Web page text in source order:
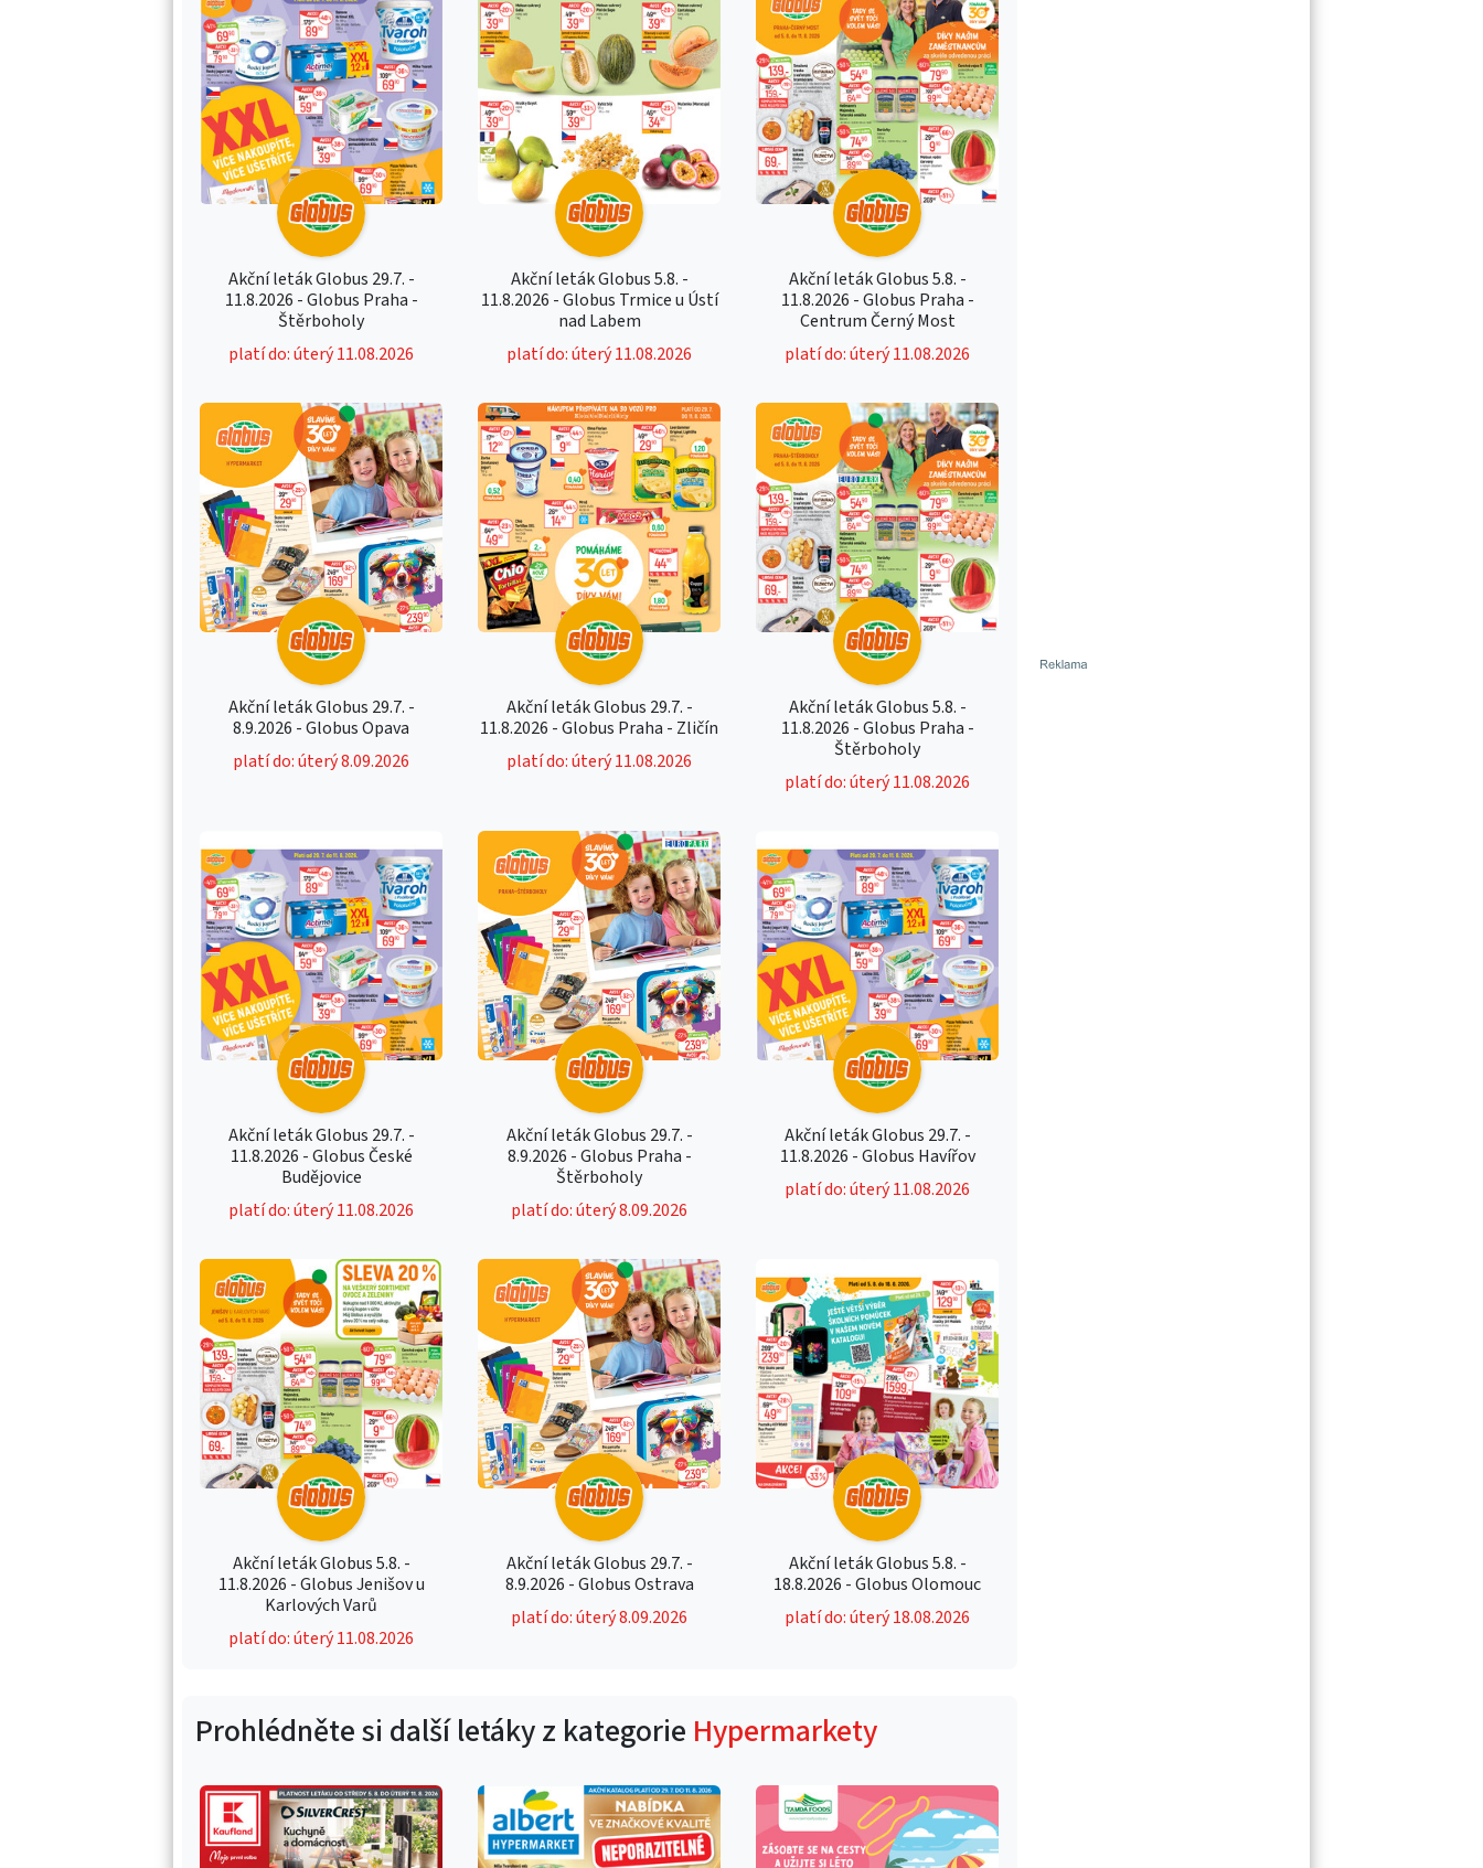
Akční leták Globus 29.7. -
11.8.2026 - Globus Praha -
Štěrboholy
platí do: úterý 11.08.2026
Akční leták Globus 5.8. -
11.8.2026 - Globus Trmice u Ústí
nad Labem
platí do: úterý 11.08.2026
Akční leták Globus 5.8. -
11.8.2026 - Globus Praha -
Centrum Černý Most
platí do: úterý 11.08.2026
Akční leták Globus 29.7. -
8.9.2026 - Globus Opava
platí do: úterý 8.09.2026
Akční leták Globus 29.7. -
11.8.2026 - Globus Praha - Zličín
platí do: úterý 11.08.2026
Akční leták Globus 5.8. -
11.8.2026 - Globus Praha -
Štěrboholy
platí do: úterý 11.08.2026
Akční leták Globus 29.7. -
11.8.2026 - Globus České
Budějovice
platí do: úterý 11.08.2026
Akční leták Globus 29.7. -
8.9.2026 - Globus Praha -
Štěrboholy
platí do: úterý 8.09.2026
Akční leták Globus 29.7. -
11.8.2026 - Globus Havířov
platí do: úterý 11.08.2026
Akční leták Globus 5.8. -
11.8.2026 - Globus Jenišov u
Karlových Varů
platí do: úterý 11.08.2026
Akční leták Globus 29.7. -
8.9.2026 - Globus Ostrava
platí do: úterý 8.09.2026
Akční leták Globus 5.8. -
18.8.2026 - Globus Olomouc
platí do: úterý 18.08.2026
Prohlédněte si další letáky z kategorie Hypermarkety